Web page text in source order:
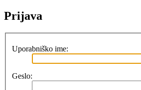
Prijava
Uporabniško ime:
Geslo: